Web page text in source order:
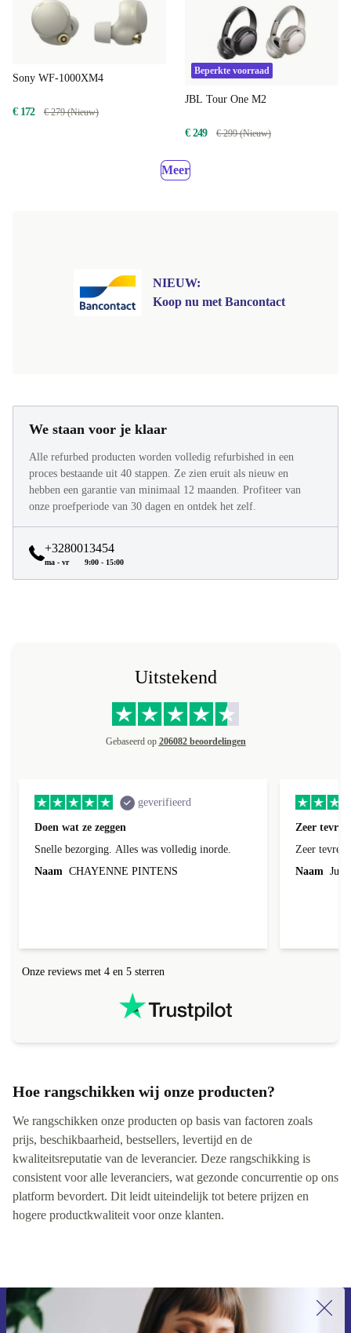
Sony WF-1000XM4
€ 172 € 279 (Nieuw)
Beperkte voorraad
JBL Tour One M2
€ 249 € 299 (Nieuw)
Meer
NIEUW:
Koop nu met Bancontact
We staan voor je klaar
Alle refurbed producten worden volledig refurbished in een
proces bestaande uit 40 stappen. Ze zien eruit als nieuw en
hebben een garantie van minimaal 12 maanden. Profiteer van
onze proefperiode van 30 dagen en ontdek het zelf.
+3280013454
ma - vr 9:00 - 15:00
Uitstekend
Gebaseerd op 206082 beoordelingen
geverifieerd
Doen wat ze zeggen
Snelle bezorging. Alles was volledig inorde.
Naam CHAYENNE PINTENS
Zeer
Zeer
Naam
Onze reviews met 4 en 5 sterren
Hoe rangschikken wij onze producten?
We rangschikken onze producten op basis van factoren zoals
prijs, beschikbaarheid, bestsellers, levertijd en de
kwaliteitsreputatie van de leverancier. Deze rangschikking is
consistent voor alle leveranciers, wat gezonde concurrentie op ons
platform bevordert. Dit leidt uiteindelijk tot betere prijzen en
hogere productkwaliteit voor onze klanten.
Meld je aan voor onze nieuwsbrief en